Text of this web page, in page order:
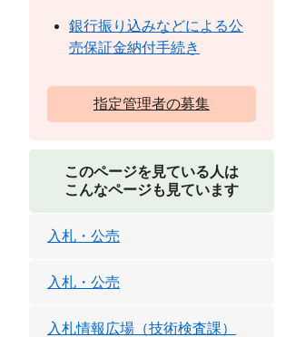
銀行振り込みなどによる公
売保証金納付手続き
指定管理者の募集
このページを見ている人は
こんなページも見ています
入札・公売
入札・公売
入札情報広場（技術検査課）